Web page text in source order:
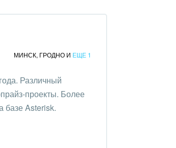
Коробочная версия
МИНСК, ГРОДНО И ЕЩЕ 1
Различный
проекты. Более
базе Asterisk.